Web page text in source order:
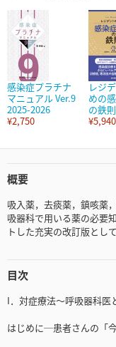
感染症プラチナ
マニュアル Ver.9
2025-2026
¥2,750
レジ
めの
の鉄則
¥5,940
概要
吸入薬，去痰薬，鎮咳薬
吸器科で用いる薬の必要
トした充実の改訂版とし
目次
I．対症療法〜呼吸器科医
はじめに─患者さんの「